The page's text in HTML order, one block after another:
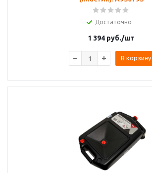
Достаточно
1 394 руб./шт
В корзину